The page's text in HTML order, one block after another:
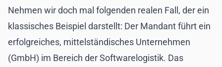
Nehmen wir doch mal folgenden realen Fall, der ein
klassisches Beispiel darstellt: Der Mandant führt ein
erfolgreiches, mittelständisches Unternehmen
(GmbH) im Bereich der Softwarelogistik. Das